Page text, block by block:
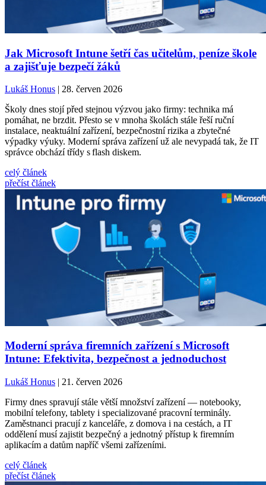
Jak Microsoft Intune šetří čas učitelům, peníze škole
a zajišťuje bezpečí žáků
Lukáš Honus | 28. červen 2026
Školy dnes stojí před stejnou výzvou jako firmy: technika má
pomáhat, ne brzdit. Přesto se v mnoha školách stále řeší ruční
instalace, neaktuální zařízení, bezpečnostní rizika a zbytečné
výpadky výuky. Moderní správa zařízení už ale nevypadá tak, že IT
správce obchází třídy s flash diskem.
celý článek
přečíst článek
Moderní správa firemních zařízení s Microsoft
Intune: Efektivita, bezpečnost a jednoduchost
Lukáš Honus | 21. červen 2026
Firmy dnes spravují stále větší množství zařízení — notebooky,
mobilní telefony, tablety i specializované pracovní terminály.
Zaměstnanci pracují z kanceláře, z domova i na cestách, a IT
oddělení musí zajistit bezpečný a jednotný přístup k firemním
aplikacím a datům napříč všemi zařízeními.
celý článek
přečíst článek